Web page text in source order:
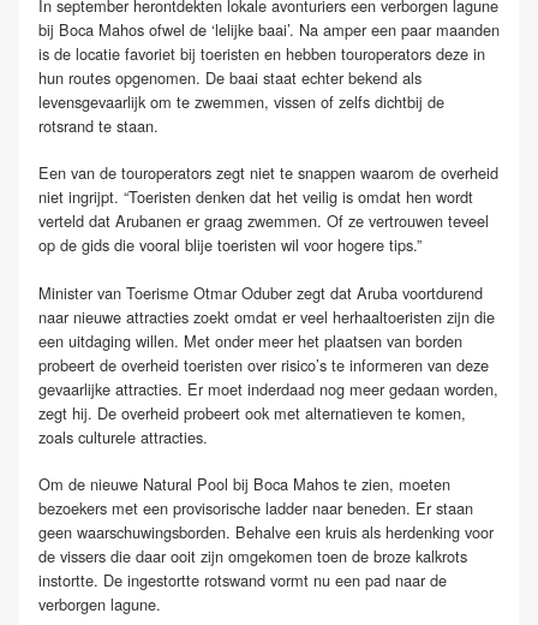
In september herontdekten lokale avonturiers een verborgen lagune
bij Boca Mahos ofwel de ‘lelijke baai’. Na amper een paar maanden
is de locatie favoriet bij toeristen en hebben touroperators deze in
hun routes opgenomen. De baai staat echter bekend als
levensgevaarlijk om te zwemmen, vissen of zelfs dichtbij de
rotsrand te staan.
Een van de touroperators zegt niet te snappen waarom de overheid
niet ingrijpt. “Toeristen denken dat het veilig is omdat hen wordt
verteld dat Arubanen er graag zwemmen. Of ze vertrouwen teveel
op de gids die vooral blije toeristen wil voor hogere tips.”
Minister van Toerisme Otmar Oduber zegt dat Aruba voortdurend
naar nieuwe attracties zoekt omdat er veel herhaaltoeristen zijn die
een uitdaging willen. Met onder meer het plaatsen van borden
probeert de overheid toeristen over risico’s te informeren van deze
gevaarlijke attracties. Er moet inderdaad nog meer gedaan worden,
zegt hij. De overheid probeert ook met alternatieven te komen,
zoals culturele attracties.
Om de nieuwe Natural Pool bij Boca Mahos te zien, moeten
bezoekers met een provisorische ladder naar beneden. Er staan
geen waarschuwingsborden. Behalve een kruis als herdenking voor
de vissers die daar ooit zijn omgekomen toen de broze kalkrots
instortte. De ingestortte rotswand vormt nu een pad naar de
verborgen lagune.